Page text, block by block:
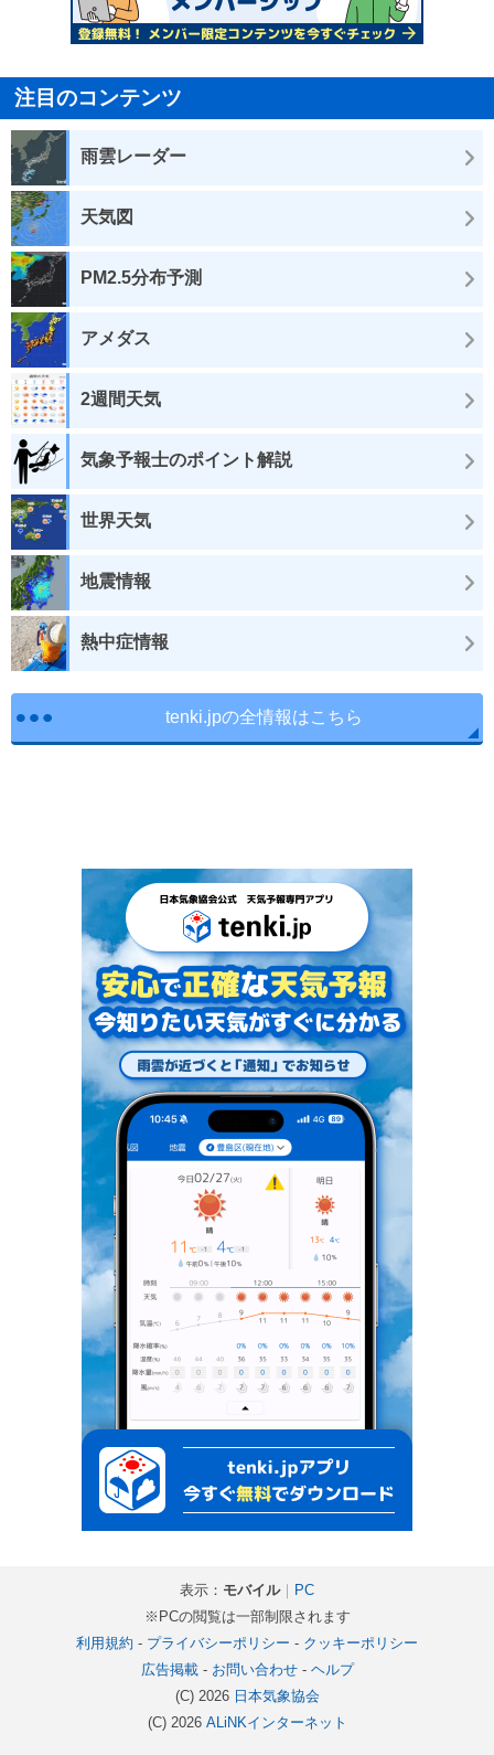
注目のコンテンツ
雨雲レーダー
天気図
PM2.5分布予測
アメダス
2週間天気
気象予報士のポイント解説
世界天気
地震情報
熱中症情報
tenki.jpの全情報はこちら
表示： モバイル｜ PC
※PCの閲覧は一部制限されます
利用規約 - プライバシーポリシー - クッキーポリシー
広告掲載- お問い合わせ- ヘルプ
(C) 2026 日本気象協会
(C) 2026 ALiNKインターネット